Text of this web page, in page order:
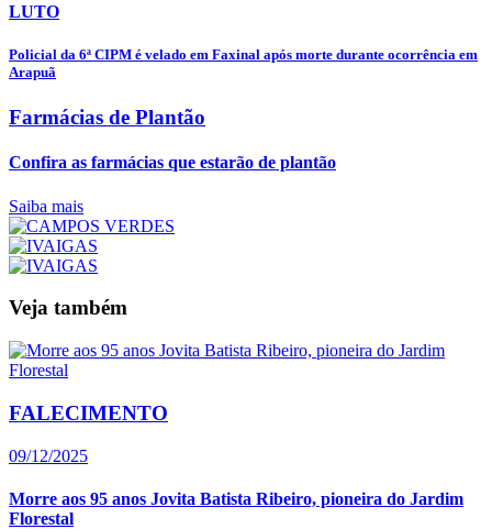
LUTO
Policial da 6ª CIPM é velado em Faxinal após morte durante ocorrência em
Arapuã
Farmácias de Plantão
Confira as farmácias que estarão de plantão
Saiba mais
Veja também
FALECIMENTO
09/12/2025
Morre aos 95 anos Jovita Batista Ribeiro, pioneira do Jardim
Florestal